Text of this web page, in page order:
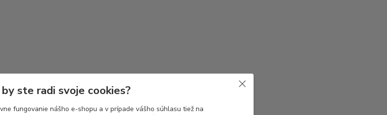
ste radi svoje cookies?
fungovanie nášho e-shopu a v prípade vášho súhlasu tiež na